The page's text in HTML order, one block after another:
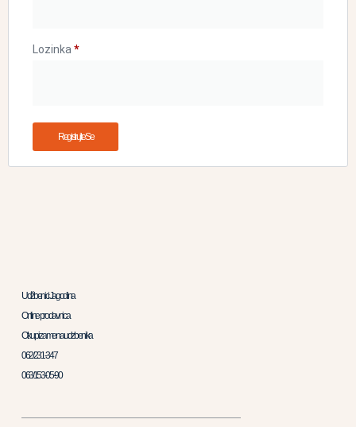
Lozinka *
Registrujte Se
Udžbenici Jagodina
Online prodavnica
Otkup i zamena udzbenika
062/231-347
063/153-05-90